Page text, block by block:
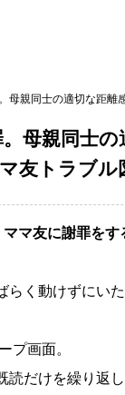
母親同士の適切な距離
母親同士の
友トラブル
ママ友に謝罪を
く動けずにいた
プ画面。
だけを繰り返し